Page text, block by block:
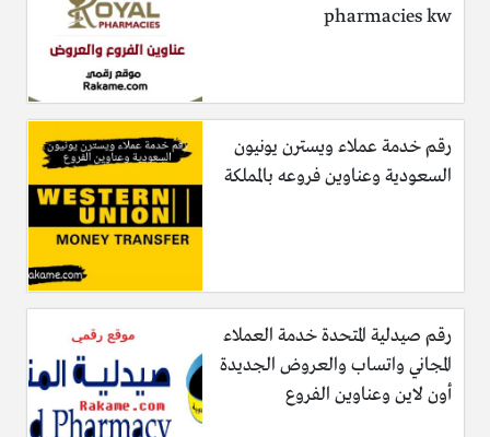
pharmacies kw
رقم خدمة عملاء ويسترن يونيون
السعودية وعناوين فروعه بالمملكة
رقم صيدلية المتحدة خدمة العملاء
المجاني واتساب والعروض الجديدة
أون لاين وعناوين الفروع